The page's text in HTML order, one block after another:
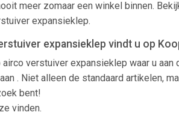
meer zomaar een winkel binnen.
expansieklep.
expansieklep vindt u op
airco verstuiver expansieklep waar u
. Niet alleen de standaard artikelen,
bent!
vinden.